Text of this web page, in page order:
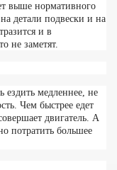
выше нормативного
детали подвески и на
и в
не заметят.
ездить медленнее, не
Чем быстрее едет
двигатель. А
потратить большее